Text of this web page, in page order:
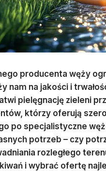
producenta węży
nam na jakości i
pielęgnację zieleni
którzy oferują
po specjalistyczne
potrzeb – czy
rozległego
i wybrać ofertę